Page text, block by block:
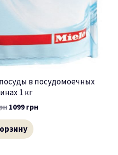
в посудомоечных
1 кг
1099 грн